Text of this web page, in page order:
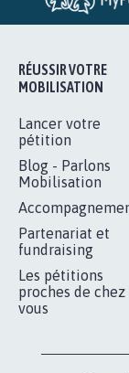
RÉUSSIR VOTRE
MOBILISATION
Lancer votre
pétition
Blog - Parlons
Mobilisation
Partenariat et
fundraising
Les pétitions
proches de chez
vous